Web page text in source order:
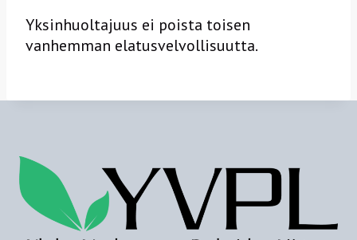
Yksinhuoltajuus ei poista toisen
vanhemman elatusvelvollisuutta.